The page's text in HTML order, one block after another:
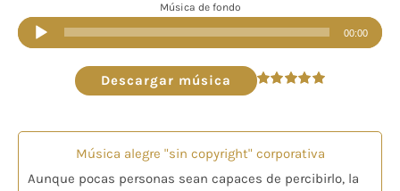
Música de fondo
Reproductor
de
audio
00:00
Descargar música
Música alegre "sin copyright" corporativa
Aunque pocas personas sean capaces de percibirlo, la